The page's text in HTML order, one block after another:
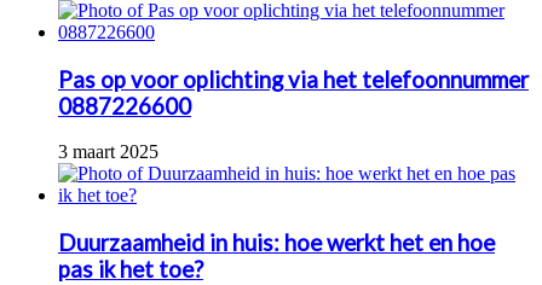
Pas op voor oplichting via het telefoonnummer
0887226600
3 maart 2025
Duurzaamheid in huis: hoe werkt het en hoe
pas ik het toe?